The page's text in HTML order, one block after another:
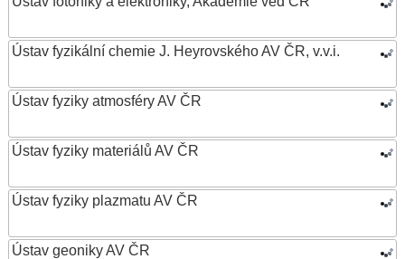
Ústav fyzikální chemie J. Heyrovského AV ČR, v.v.i.
Ústav fyziky atmosféry AV ČR
Ústav fyziky materiálů AV ČR
Ústav fyziky plazmatu AV ČR
Ústav geoniky AV ČR